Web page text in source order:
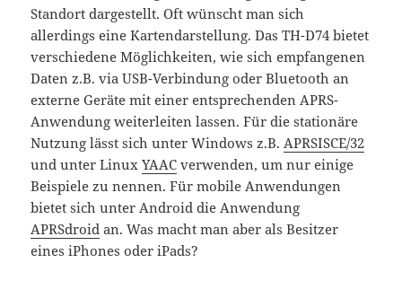
Standort dargestellt. Oft wünscht man sich
allerdings eine Kartendarstellung. Das TH-D74 bietet
verschiedene Möglichkeiten, wie sich empfangenen
Daten z.B. via USB-Verbindung oder Bluetooth an
externe Geräte mit einer entsprechenden APRS-
Anwendung weiterleiten lassen. Für die stationäre
Nutzung lässt sich unter Windows z.B. APRSISCE/32
und unter LinuxYAAC verwenden, um nur einige
Beispiele zu nennen. Für mobile Anwendungen
bietet sich unter Android die Anwendung
APRSdroid an. Was macht man aber als Besitzer
eines iPhones oder iPads?